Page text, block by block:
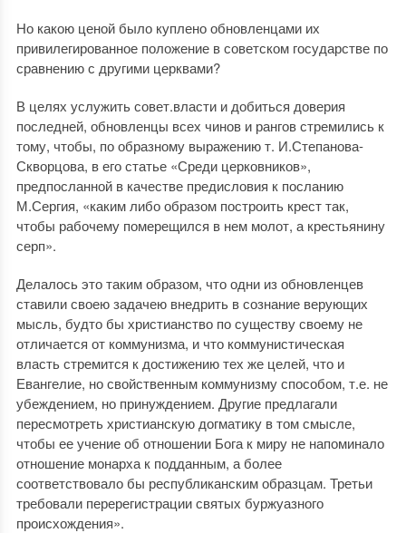
Но какою ценой было куплено обновленцами их
привилегированное положение в советском государстве по
сравнению с другими церквами?
В целях услужить совет.власти и добиться доверия
последней, обновленцы всех чинов и рангов стремились к
тому, чтобы, по образному выражению т. И.Степанова-
Скворцова, в его статье «Среди церковников»,
предпосланной в качестве предисловия к посланию
М.Сергия, «каким либо образом построить крест так,
чтобы рабочему померещился в нем молот, а крестьянину
серп».
Делалось это таким образом, что одни из обновленцев
ставили своею задачею внедрить в сознание верующих
мысль, будто бы христианство по существу своему не
отличается от коммунизма, и что коммунистическая
власть стремится к достижению тех же целей, что и
Евангелие, но свойственным коммунизму способом, т.е. не
убеждением, но принуждением. Другие предлагали
пересмотреть христианскую догматику в том смысле,
чтобы ее учение об отношении Бога к миру не напоминало
отношение монарха к подданным, а более
соответствовало бы республиканским образцам. Третьи
требовали перерегистрации святых буржуазного
происхождения».